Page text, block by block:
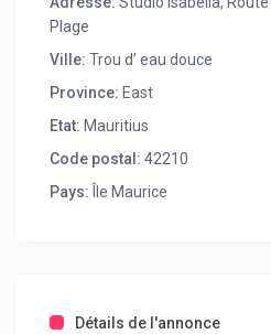
Plage
Ville: Trou d’ eau douce
Province: East
Etat: Mauritius
Code postal: 42210
Pays: Île Maurice
Détails de l'annonce